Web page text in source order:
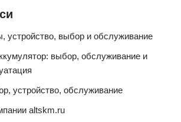
устройство, выбор и обслуживание
выбор, обслуживание и
устройство, обслуживание
altskm.ru